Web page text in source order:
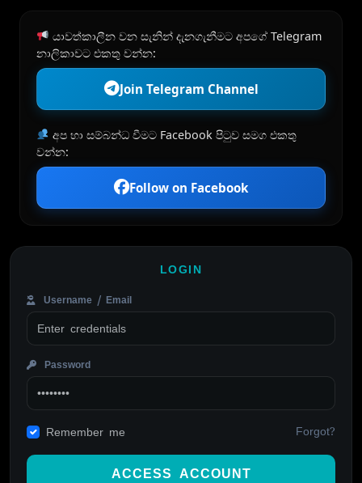
යාවත්කාලීන වන සැනින් දැනගැනීමට අපගේ Telegram
නාලිකාවට එකතු වන්න:
Join Telegram Channel
අප හා සම්බන්ධ වීමට Facebook පිටුව සමග එකතු
වන්න:
Follow on Facebook
LOGIN
Username / Email
Password
Remember me Forgot?
ACCESS ACCOUNT